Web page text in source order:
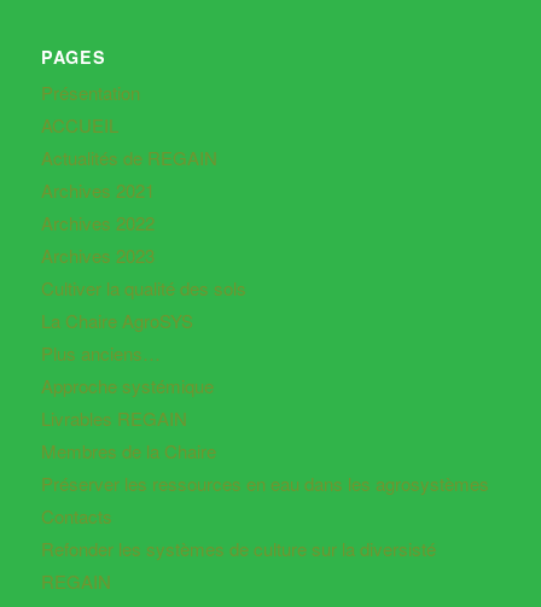
PAGES
Présentation
ACCUEIL
Actualités de REGAIN
Archives 2021
Archives 2022
Archives 2023
Cultiver la qualité des sols
La Chaire AgroSYS
Plus anciens…
Approche systémique
Livrables REGAIN
Membres de la Chaire
Préserver les ressources en eau dans les agrosystèmes
Contacts
Refonder les systèmes de culture sur la diversisté
REGAIN